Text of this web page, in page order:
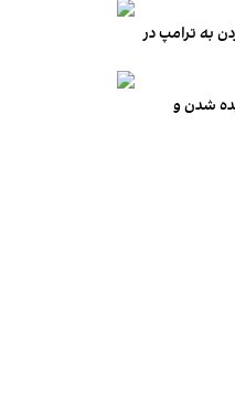
به ترامپ در
شدن و